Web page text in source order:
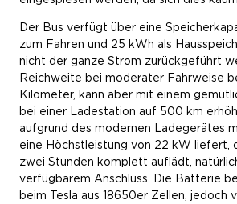
Der Bus verfügt über eine
zum Fahren und 25 kWh als
nicht der ganze Strom zurückgeführt
Reichweite bei moderater Fahrweise
Kilometer, kann aber mit einem
bei einer Ladestation auf 500 km
aufgrund des modernen Ladegerätes
eine Höchstleistung von 22 kW liefert,
zwei Stunden komplett auflädt,
verfügbarem Anschluss. Die Batterie
beim Tesla aus 18650er Zellen, jedoch